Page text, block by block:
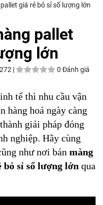
giá rẻ bỏ sỉ số lượng lớn
pallet
lớn
272 | 0 Đánh giá
tế thì nhu cầu vận
hàng hoá ngày càng
giải pháp đóng
nghiệp. Hãy cùng
như nơi bán màng
bỏ sỉ số lượng lớn qua